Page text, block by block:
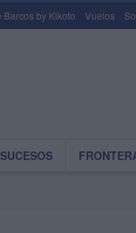
Barcos by Kikoto Vuelos
SUCESOS